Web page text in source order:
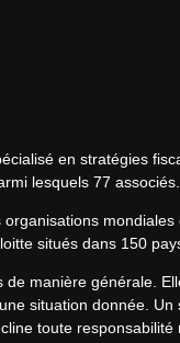
en stratégies
lesquels 77 associés.
situés dans 150
manière générale.
situation donnée.
toute responsabilité